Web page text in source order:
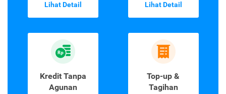
Lihat Detail Lihat Detail
Kredit Tanpa
Agunan
Top-up &
Tagihan